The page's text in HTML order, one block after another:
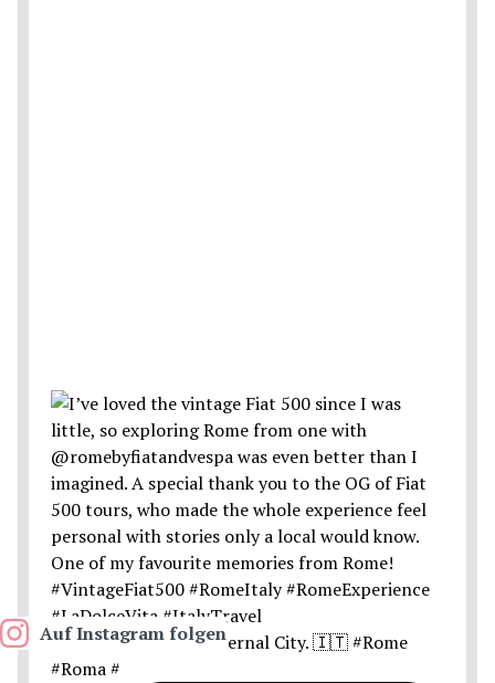
Postcards from the Eternal City. 🇮🇹 #Rome
#Roma #
Auf Instagram folgen